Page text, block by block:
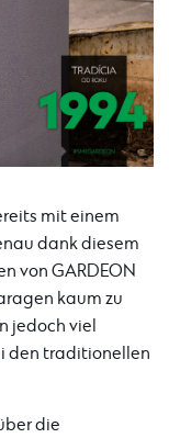
mit einem
dank diesem
von GARDEON
kaum zu
jedoch viel
den traditionellen
die